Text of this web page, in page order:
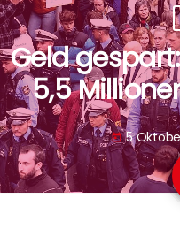
Geld
5,5
today 5